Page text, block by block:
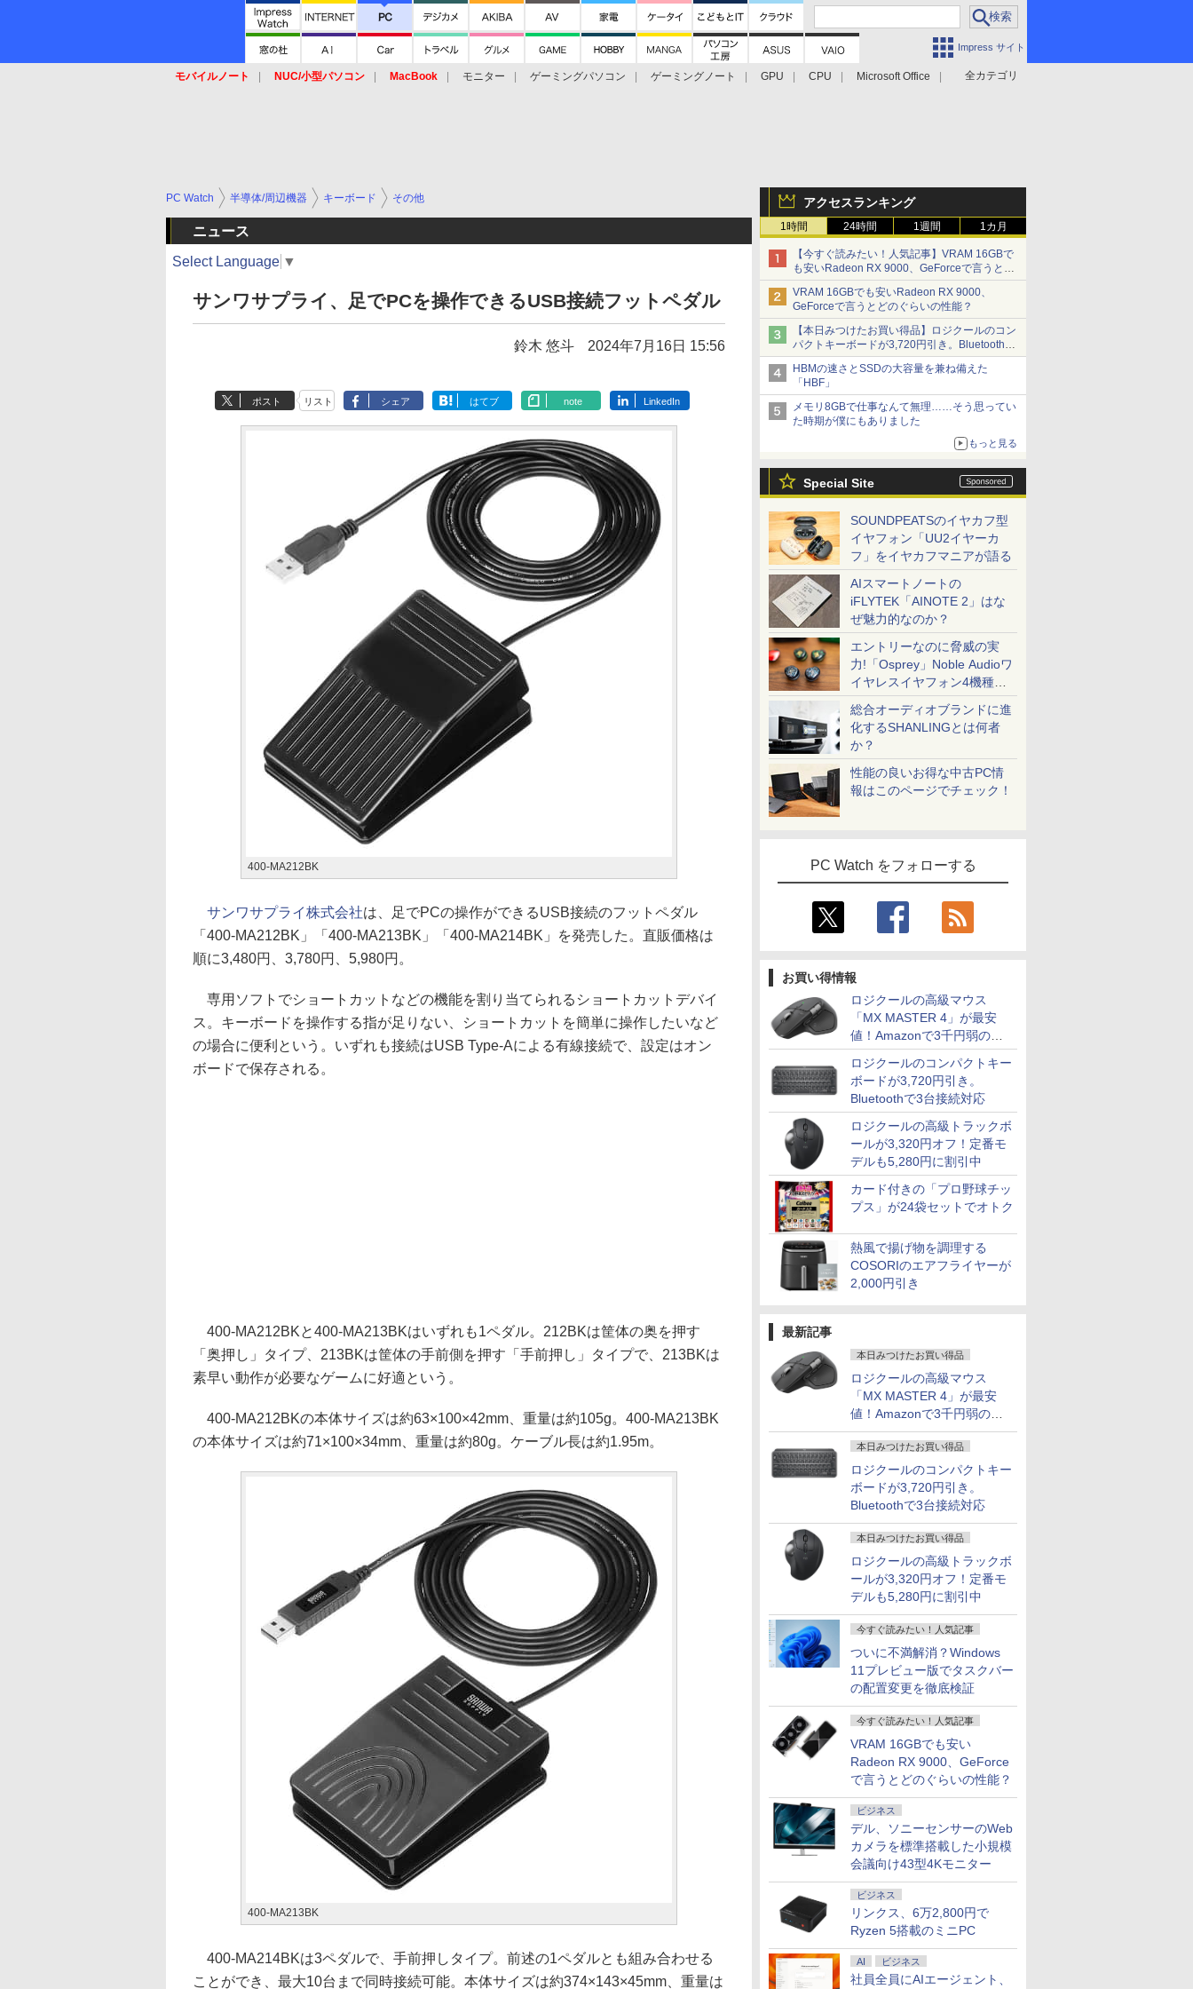
Impress サイト
全カテゴリ
モバイルノート NUC/小型パソコン MacBook モニター ゲーミングパソコン ゲーミングノート GPU CPU
Microsoft Office
アクセスランキング
1時間 24時間 1週間 1カ月
【今すぐ読みたい！人気記事】VRAM 16GBで
も安いRadeon RX 9000、GeForceで言うとど
のぐらいの性能？ - PC Watch
VRAM 16GBでも安いRadeon RX 9000、
GeForceで言うとどのぐらいの性能？
【本日みつけたお買い得品】ロジクールのコン
パクトキーボードが3,720円引き。Bluetoothで3
台接続対応
HBMの速さとSSDの大容量を兼ね備えた
「HBF」
メモリ8GBで仕事なんて無理……そう思ってい
た時期が僕にもありました
もっと見る
Special Site
SOUNDPEATSのイヤカフ型
イヤフォン「UU2イヤーカ
フ」をイヤカフマニアが語る
AIスマートノートの
iFLYTEK「AINOTE 2」はな
ぜ魅力的なのか？
エントリーなのに脅威の実
力!「Osprey」Noble Audioワ
イヤレスイヤフォン4機種を
一気に聴く
総合オーディオブランドに進
化するSHANLINGとは何者
か？
性能の良いお得な中古PC情
報はこのページでチェック！
PC Watch をフォローする
お買い得情報
ロジクールの高級マウス
「MX MASTER 4」が最安
値！Amazonで3千円弱の割
引
ロジクールのコンパクトキー
ボードが3,720円引き。
Bluetoothで3台接続対応
ロジクールの高級トラックボ
ールが3,320円オフ！定番モ
デルも5,280円に割引中
カード付きの「プロ野球チッ
プス」が24袋セットでオトク
熱風で揚げ物を調理する
COSORIのエアフライヤーが
2,000円引き
最新記事
本日みつけたお買い得品
ロジクールの高級マウス
「MX MASTER 4」が最安
値！Amazonで3千円弱の割
引
本日みつけたお買い得品
ロジクールのコンパクトキー
ボードが3,720円引き。
Bluetoothで3台接続対応
本日みつけたお買い得品
ロジクールの高級トラックボ
ールが3,320円オフ！定番モ
デルも5,280円に割引中
今すぐ読みたい！人気記事
ついに不満解消？Windows
11プレビュー版でタスクバー
の配置変更を徹底検証
今すぐ読みたい！人気記事
VRAM 16GBでも安い
Radeon RX 9000、GeForce
で言うとどのぐらいの性能？
ビジネス
デル、ソニーセンサーのWeb
カメラを標準搭載した小規模
会議向け43型4Kモニター
ビジネス
リンクス、6万2,800円で
Ryzen 5搭載のミニPC
AI ビジネス
社員全員にAIエージェント、
PC Watch 半導体/周辺機器 キーボード その他
ニュース
Select Language ▼
サンワサプライ、足でPCを操作できるUSB接続フットペダル
鈴木 悠斗 2024年7月16日 15:56
ポスト リスト シェア はてブ note LinkedIn
400-MA212BK
サンワサプライ株式会社は、足でPCの操作ができるUSB接続のフットペダル
「400-MA212BK」「400-MA213BK」「400-MA214BK」を発売した。直販価格は
順に3,480円、3,780円、5,980円。
専用ソフトでショートカットなどの機能を割り当てられるショートカットデバイ
ス。キーボードを操作する指が足りない、ショートカットを簡単に操作したいなど
の場合に便利という。いずれも接続はUSB Type-Aによる有線接続で、設定はオン
ボードで保存される。
400-MA212BKと400-MA213BKはいずれも1ペダル。212BKは筐体の奥を押す
「奥押し」タイプ、213BKは筐体の手前側を押す「手前押し」タイプで、213BKは
素早い動作が必要なゲームに好適という。
400-MA212BKの本体サイズは約63×100×42mm、重量は約105g。400-MA213BK
の本体サイズは約71×100×34mm、重量は約80g。ケーブル長は約1.95m。
400-MA213BK
400-MA214BKは3ペダルで、手前押しタイプ。前述の1ペダルとも組み合わせる
ことができ、最大10台まで同時接続可能。本体サイズは約374×143×45mm、重量は